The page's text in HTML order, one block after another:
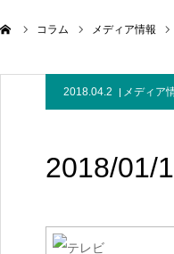
コラム メディア情報
2018.04.2 メディア
2018/01/